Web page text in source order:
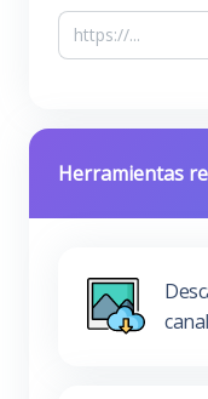
Herramientas